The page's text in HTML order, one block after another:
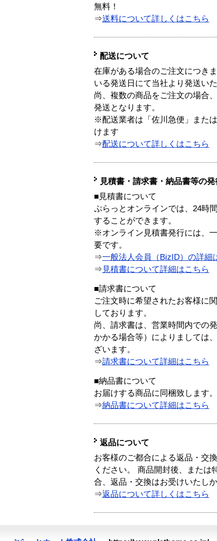
無料！
⇒送料について詳しくはこちら
配送について
在庫がある場合のご注文につき
いる発送日にて当社より発送い
尚、複数の商品をご注文の場合
発送となります。
※配送業者は「佐川急便」また
けます
⇒配送について詳しくはこちら
見積書・請求書・納品書等の
■見積書について
ぷらっとオンラインでは、24時
することができます。
※オンライン見積書発行には、
要です。
⇒一般法人会員（BizID）の詳細
⇒ 見積書について詳細はこちら
■請求書について
ご注文時に希望されたお客様に
しております。
尚、請求書は、営業時間内での
かかる場合等）によりましては
ざいます。
⇒請求書について詳細はこちら
■納品書について
お届けする商品に同梱致します。
⇒納品書について詳細はこちら
返品について
お客様のご都合による返品・交
ください。 商品開封後、または
合、返品・交換はお受けいたし
⇒返品について詳しくはこちら